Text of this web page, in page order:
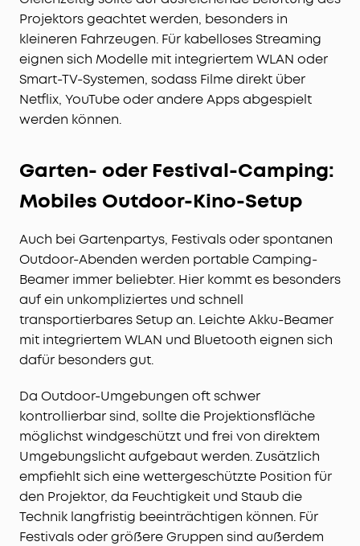
Projektors geachtet werden, besonders in
kleineren Fahrzeugen. Für kabelloses Streaming
eignen sich Modelle mit integriertem WLAN oder
Smart-TV-Systemen, sodass Filme direkt über
Netflix, YouTube oder andere Apps abgespielt
werden können.
Garten- oder Festival-Camping:
Mobiles Outdoor-Kino-Setup
Auch bei Gartenpartys, Festivals oder spontanen
Outdoor-Abenden werden portable Camping-
Beamer immer beliebter. Hier kommt es besonders
auf ein unkompliziertes und schnell
transportierbares Setup an. Leichte Akku-Beamer
mit integriertem WLAN und Bluetooth eignen sich
dafür besonders gut.
Da Outdoor-Umgebungen oft schwer
kontrollierbar sind, sollte die Projektionsfläche
möglichst windgeschützt und frei von direktem
Umgebungslicht aufgebaut werden. Zusätzlich
empfiehlt sich eine wettergeschützte Position für
den Projektor, da Feuchtigkeit und Staub die
Technik langfristig beeinträchtigen können. Für
Festivals oder größere Gruppen sind außerdem